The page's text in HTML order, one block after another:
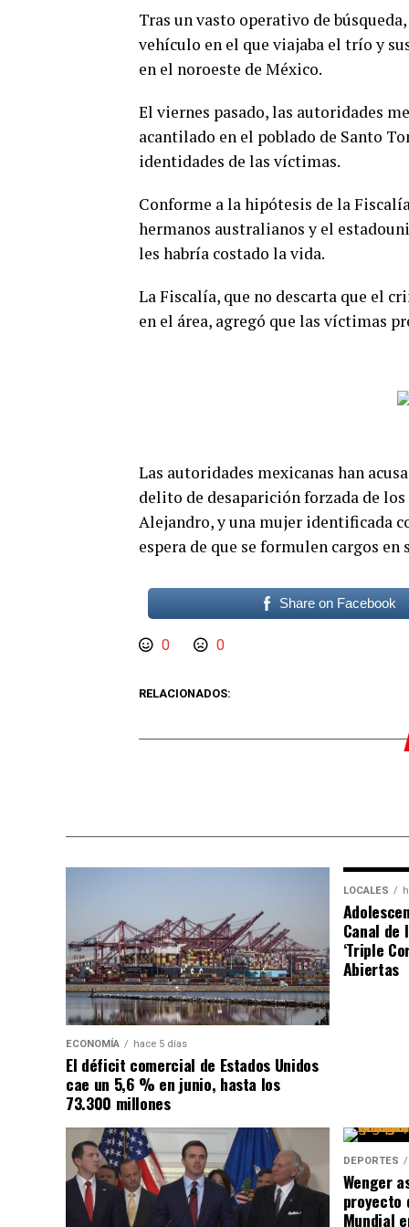
Tras un vasto operativo de
vehículo en el que viajaba el trío y
en el noroeste de México.
El viernes pasado, las autoridades
acantilado en el poblado de Santo
identidades de las víctimas.
Conforme a la hipótesis de la
hermanos australianos y el
les habría costado la vida.
La Fiscalía, que no descarta que el
en el área, agregó que las víctimas
Las autoridades mexicanas han
delito de desaparición forzada de
Alejandro, y una mujer identificada
espera de que se formulen cargos en
Share on Facebook
0 0
RELACIONADOS:
ECONOMÍA hace 5 días
El déficit comercial de Estados Unidos
cae un 5,6 % en junio, hasta los
73.300 millones
LOCALES
Canal de
‘Triple
Abiertas
DEPORTES
Wenger
proyecto
Mundial